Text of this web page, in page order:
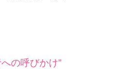
の呼びかけ”